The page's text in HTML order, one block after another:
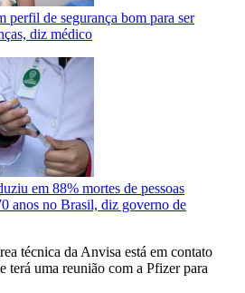
perfil de segurança bom para ser
diz médico
em 88% mortes de pessoas
anos no Brasil, diz governo de
técnica da Anvisa está em contato
terá uma reunião com a Pfizer para